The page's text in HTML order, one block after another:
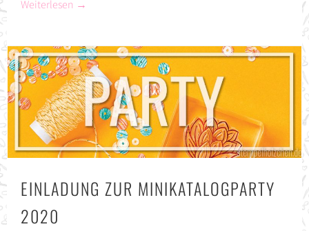
Weiterlesen →
EINLADUNG ZUR MINIKATALOGPARTY
2020